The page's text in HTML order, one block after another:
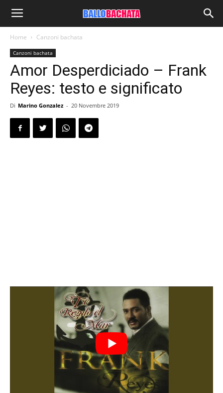
Home Canzoni bachata
Canzoni bachata
Amor Desperdiciado – Frank
Reyes: testo e significato
Di Marino Gonzalez - 20 Novembre 2019